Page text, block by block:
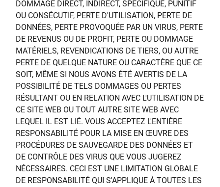
DOMMAGE DIRECT, INDIRECT, SPÉCIFIQUE, PUNITIF
OU CONSÉCUTIF, PERTE D'UTILISATION, PERTE DE
DONNÉES, PERTE PROVOQUÉE PAR UN VIRUS, PERTE
DE REVENUS OU DE PROFIT, PERTE OU DOMMAGE
MATÉRIELS, REVENDICATIONS DE TIERS, OU AUTRE
PERTE DE QUELQUE NATURE OU CARACTÈRE QUE CE
SOIT, MÊME SI NOUS AVONS ÉTÉ AVERTIS DE LA
POSSIBILITÉ DE TELS DOMMAGES OU PERTES
RÉSULTANT OU EN RELATION AVEC L'UTILISATION DE
CE SITE WEB OU TOUT AUTRE SITE WEB AVEC
LEQUEL IL EST LIÉ. VOUS ACCEPTEZ L'ENTIÈRE
RESPONSABILITÉ POUR LA MISE EN ŒUVRE DES
PROCÉDURES DE SAUVEGARDE DES DONNÉES ET
DE CONTRÔLE DES VIRUS QUE VOUS JUGEREZ
NÉCESSAIRES. CECI EST UNE LIMITATION GLOBALE
DE RESPONSABILITÉ QUI S'APPLIQUE À TOUTES LES